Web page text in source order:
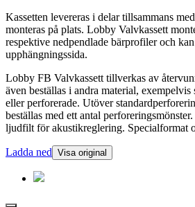
Kassetten levereras i delar tillsammans
monteras på plats. Lobby Valvkassett
respektive nedpendlade bärprofiler och
upphängningssida.
Lobby FB Valvkassett tillverkas av
även beställas i andra material, exempelvis
eller perforerade. Utöver
beställas med ett antal
ljudfilt för akustikreglering. Specialformat
Ladda ned Visa original